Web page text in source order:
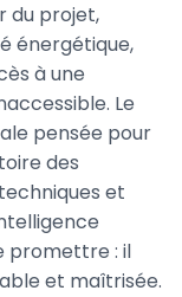
du projet,
énergétique,
à une
Le
pensée pour
des
et
promettre : il
et maîtrisée.